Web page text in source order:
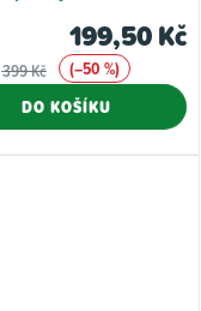
199,50 Kč
399 Kč
(–50 %)
DO KOŠÍKU